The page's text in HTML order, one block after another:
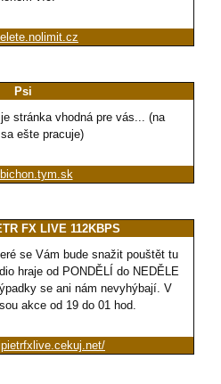
Psi
stránka vhodná pre vás... (na
ešte pracuje)
FX LIVE 112KBPS
se Vám bude snažit pouštět tu
hraje od PONDĚLÍ do NEDĚLE
se ani nám nevyhýbají. V
akce od 19 do 01 hod.